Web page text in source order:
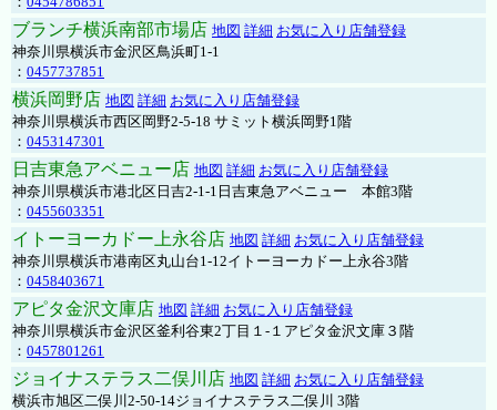
ブランチ横浜南部市場店 地図 詳細 お気に入り店舗登録
神奈川県横浜市金沢区鳥浜町1-1
： 0457737851
横浜岡野店 地図 詳細 お気に入り店舗登録
神奈川県横浜市西区岡野2-5-18 サミット横浜岡野1階
： 0453147301
日吉東急アベニュー店 地図 詳細 お気に入り店舗登録
神奈川県横浜市港北区日吉2-1-1日吉東急アベニュー 本館3階
： 0455603351
イトーヨーカドー上永谷店 地図 詳細 お気に入り店舗登録
神奈川県横浜市港南区丸山台1-12イトーヨーカドー上永谷3階
： 0458403671
アピタ金沢文庫店 地図 詳細 お気に入り店舗登録
神奈川県横浜市金沢区釜利谷東2丁目１-１アピタ金沢文庫３階
： 0457801261
ジョイナステラス二俣川店 地図 詳細 お気に入り店舗登録
横浜市旭区二俣川2-50-14ジョイナステラス二俣川 3階